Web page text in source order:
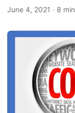
June 4, 2021 · 8 min